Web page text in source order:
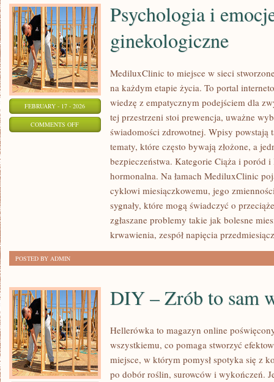
FEBRUARY - 17 - 2026
COMMENTS OFFON
GINEKOLOGICZNE
Psychologia i
ginekologiczne
MediluxClinic to miejsce w sieci
na każdym etapie życia. To portal
wiedzę z empatycznym podejściem dla
tej przestrzeni stoi prewencja, uważne
świadomości zdrowotnej. Wpisy powstają
tematy, które często bywają złożone, a
bezpieczeństwa. Kategorie Ciąża i poród
hormonalna. Na łamach MediluxClinic
cyklowi miesiączkowemu, jego
sygnały, które mogą świadczyć o
zgłaszane problemy takie jak bolesne
krwawienia, zespół napięcia
POSTED BY ADMIN
DIY – Zrób to sam
Hellerówka to magazyn online
wszystkiemu, co pomaga stworzyć
miejsce, w którym pomysł spotyka się z
po dobór roślin, surowców i wykończeń.